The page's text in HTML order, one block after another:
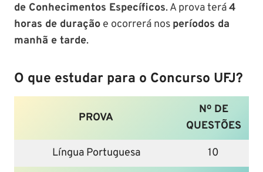
de Conhecimentos Específicos. A prova terá4
horas de duração e ocorrerá nos períodos da
manhã e tarde.
O que estudar para o Concurso UFJ?
PROVA
Nº DE
QUESTÕES
Língua Portuguesa
10